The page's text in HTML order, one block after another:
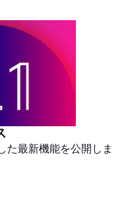
た最新機能を公開しま